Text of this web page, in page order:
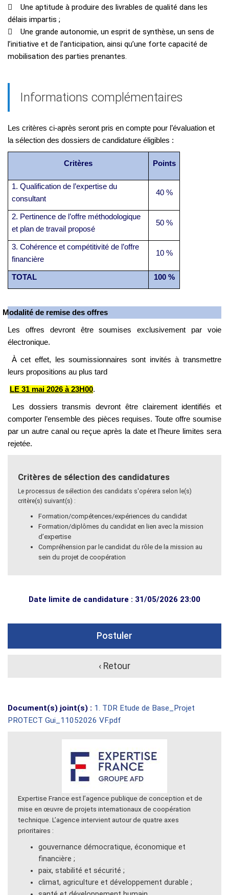
 Une aptitude à produire des livrables de qualité dans les
délais impartis ;
 Une grande autonomie, un esprit de synthèse, un sens de
l’initiative et de l’anticipation, ainsi qu’une forte capacité de
mobilisation des parties prenantes.
Informations complémentaires
Les critères ci-après seront pris en compte pour l’évaluation et
la sélection des dossiers de candidature éligibles :
Critères Points
1. Qualification de l’expertise du
consultant
40 %
2. Pertinence de l’offre méthodologique
et plan de travail proposé
50 %
3. Cohérence et compétitivité de l’offre
financière
10 %
TOTAL 100 %
Modalité de remise des offres
Les offres devront être soumises exclusivement par voie
électronique.
À cet effet, les soumissionnaires sont invités à transmettre
leurs propositions au plus tard
LE 31 mai 2026 à 23H00.
Les dossiers transmis devront être clairement identifiés et
comporter l’ensemble des pièces requises. Toute offre soumise
par un autre canal ou reçue après la date et l’heure limites sera
rejetée.
Critères de sélection des candidatures
Le processus de sélection des candidats s'opérera selon le(s)
critère(s) suivant(s) :
Formation/compétences/expériences du candidat
Formation/diplômes du candidat en lien avec la mission
d’expertise
Compréhension par le candidat du rôle de la mission au
sein du projet de coopération
Date limite de candidature : 31/05/2026 23:00
Postuler
‹ Retour
Document(s) joint(s) : 1. TDR Etude de Base_Projet
PROTECT Gui_11052026 VF.pdf
Expertise France est l’agence publique de conception et de
mise en œuvre de projets internationaux de coopération
technique. L’agence intervient autour de quatre axes
prioritaires :
gouvernance démocratique, économique et
financière ;
paix, stabilité et sécurité ;
climat, agriculture et développement durable ;